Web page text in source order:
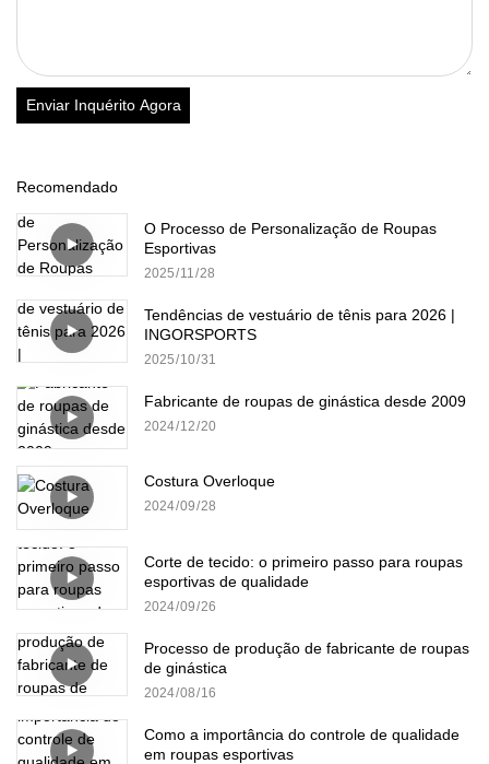
Enviar Inquérito Agora
Recomendado
O Processo de Personalização de Roupas
Esportivas
2025 11 28
Tendências de vestuário de tênis para 2026 |
INGORSPORTS
2025 10 31
Fabricante de roupas de ginástica desde 2009
2024 12 20
Costura Overloque
2024 09 28
Corte de tecido: o primeiro passo para roupas
esportivas de qualidade
2024 09 26
Processo de produção de fabricante de roupas
de ginástica
2024 08 16
Como a importância do controle de qualidade
em roupas esportivas